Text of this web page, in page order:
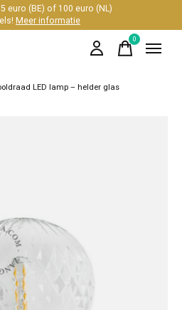
euro (BE) of 100 euro (NL)
Meer informatie
0items
LED lamp – helder glas